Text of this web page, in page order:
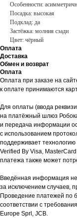
Особенности:
Посадка: высокая
Подклад: да
Застёжка: молния сзади
Цвет: чёрный
Оплата
Доставка
Обмен и возврат
Оплата
Оплата при заказе на
к оплате принимаются
Для оплаты (ввода
на платёжный шлюз
и передача информации
с использованием
поддерживает
Verified By Visa,
платежа также может
Введённая информация
за исключением случаев,
Проведение платежей по
соответствии с
Europe Sprl, JCB.